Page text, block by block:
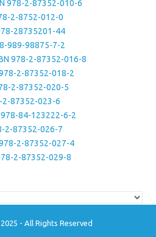
978-2-87352-010-6
2-8752-012-0
28735201-44
989-98875-7-2
978-2-87352-016-8
2-87352-018-2
2-87352-020-5
2-87352-023-6
978-84-123222-6-2
2-87352-026-7
2-87352-027-4
2-87352-029-8
- All Rights Reserved